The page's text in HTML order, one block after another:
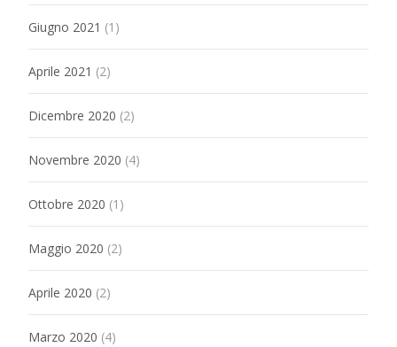
Giugno 2021 (1)
Aprile 2021 (2)
Dicembre 2020 (2)
Novembre 2020 (4)
Ottobre 2020 (1)
Maggio 2020 (2)
Aprile 2020 (2)
Marzo 2020 (4)